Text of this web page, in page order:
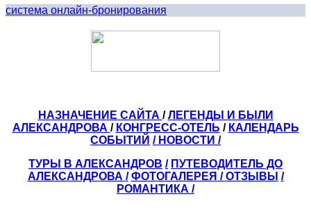
система онлайн-бронирования
НАЗНАЧЕНИЕ САЙТА /ЛЕГЕНДЫ И БЫЛИ
АЛЕКСАНДРОВА / КОНГРЕСС-ОТЕЛЬ / КАЛЕНДАРЬ
СОБЫТИЙ / НОВОСТИ /
ТУРЫ В АЛЕКСАНДРОВ / ПУТЕВОДИТЕЛЬ ДО
АЛЕКСАНДРОВА / ФОТОГАЛЕРЕЯ /ОТЗЫВЫ /
РОМАНТИКА /